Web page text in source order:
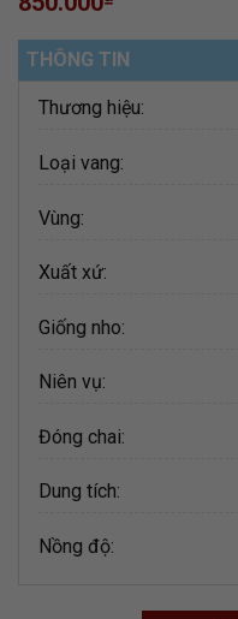
THÔNG TIN
Thương hiệu:
Loại vang:
Vùng:
Xuất xứ:
Giống nho:
Niên vụ:
Đóng chai:
Dung tích:
Nồng độ: